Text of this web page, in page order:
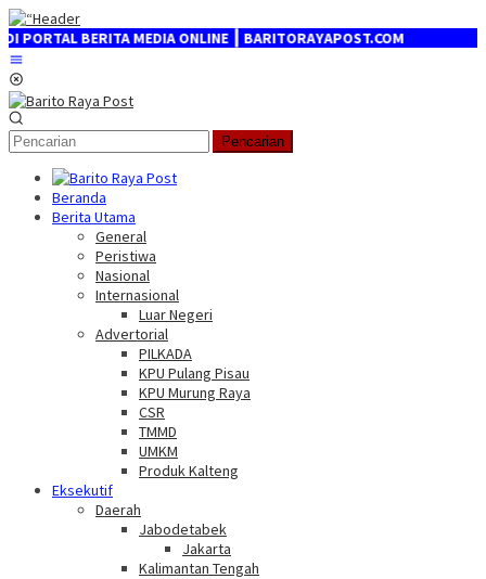
Loncat
ke
konten
MEDIA ONLINE ┃ BARITORAYAPOST.COM
Pencarian
Beranda
Berita Utama
General
Peristiwa
Nasional
Internasional
Luar Negeri
Advertorial
PILKADA
KPU Pulang Pisau
KPU Murung Raya
CSR
TMMD
UMKM
Produk Kalteng
Eksekutif
Daerah
Jabodetabek
Jakarta
Kalimantan Tengah